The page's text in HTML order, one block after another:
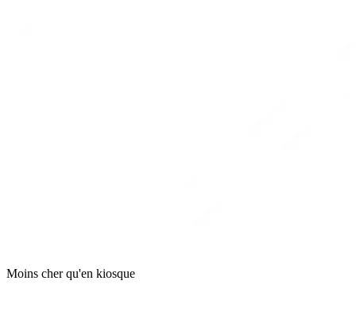
Moins cher qu'en kiosque